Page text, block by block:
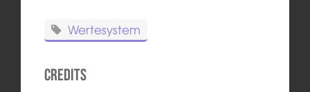
Wertesystem
Credits